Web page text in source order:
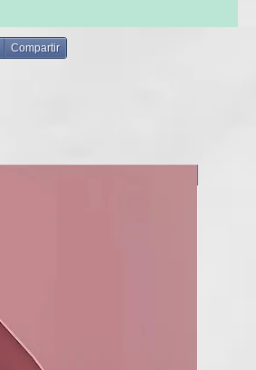
Compartir